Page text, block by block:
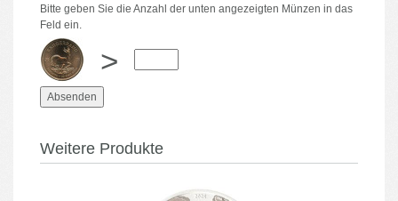
Bitte geben Sie die Anzahl der unten angezeigten Münzen in das
Feld ein.
>
Weitere Produkte